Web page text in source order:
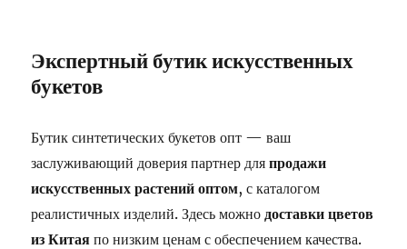
Экспертный бутик искусственных
букетов
Бутик синтетических букетов опт — ваш
заслуживающий доверия партнер дляпродажи
искусственных растений оптом, с каталогом
реалистичных изделий. Здесь можнодоставки цветов
из Китая по низким ценам с обеспечением качества.